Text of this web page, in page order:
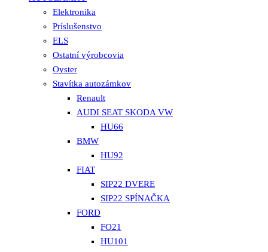
Elektronika
Príslušenstvo
ELS
Ostatní výrobcovia
Oyster
Stavítka autozámkov
Renault
AUDI SEAT SKODA VW
HU66
BMW
HU92
FIAT
SIP22 DVERE
SIP22 SPÍNAČKA
FORD
FO21
HU101